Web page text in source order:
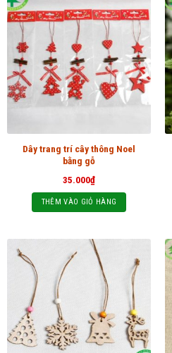
Dây trang trí cây thông Noel
bằng gỗ
35.000₫
THÊM VÀO GIỎ HÀNG